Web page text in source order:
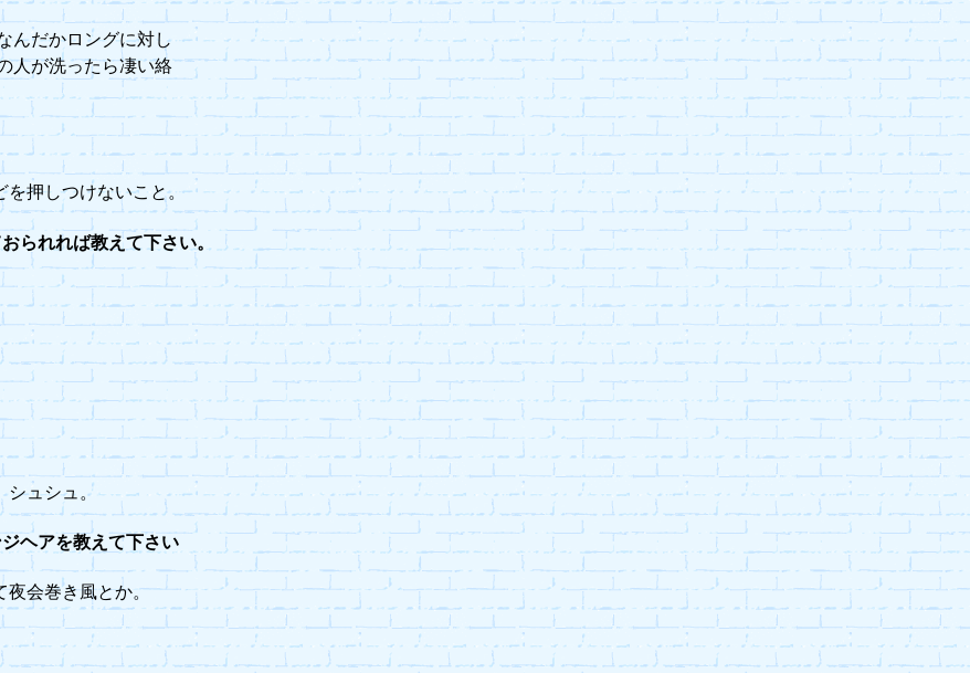
んだかロングに対し
人が洗ったら凄い絡
を押しつけないこと。
られれば教えて下さい。
シュシュ。
ヘアを教えて下さい
夜会巻き風とか。